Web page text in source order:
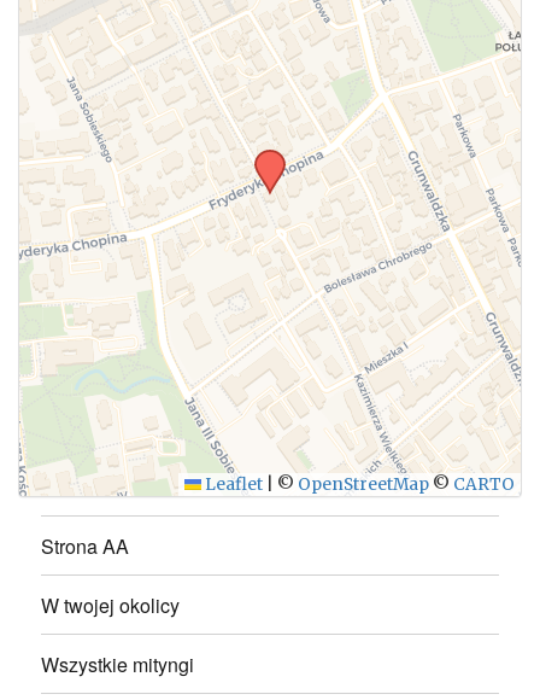
WYŚLIJ
Leaflet © OpenStreetMap © CARTO
Strona AA
W twojej okolicy
Wszystkie mityngi